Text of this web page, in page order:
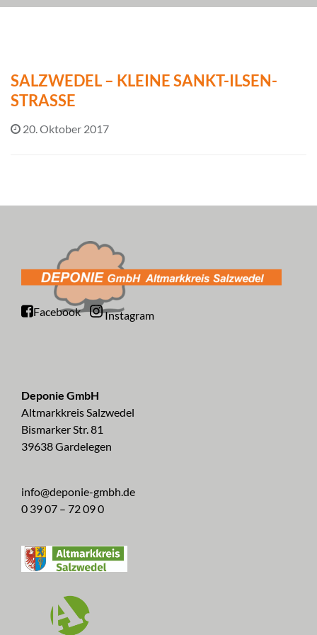
SALZWEDEL – KLEINE SANKT-ILSEN-
STRASSE
20. Oktober 2017
Facebook Instagram
Deponie GmbH
Altmarkkreis Salzwedel
Bismarker Str. 81
39638 Gardelegen
info@deponie-gmbh.de
0 39 07 – 72 09 0